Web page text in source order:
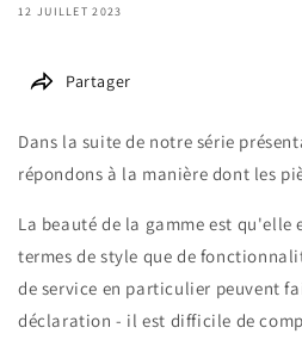
12 JUILLET 2023
Partager
Dans la suite de notre série
répondons à la manière dont les
La beauté de la gamme est
termes de style que de
de service en particulier peuvent
déclaration - il est difficile de